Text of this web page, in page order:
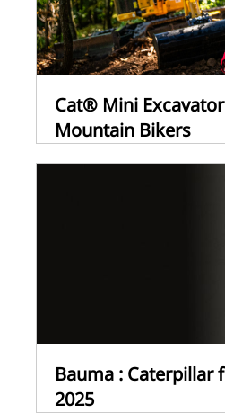
Cat® Mini
Mountain Bikers
Bauma : Caterpillar
2025